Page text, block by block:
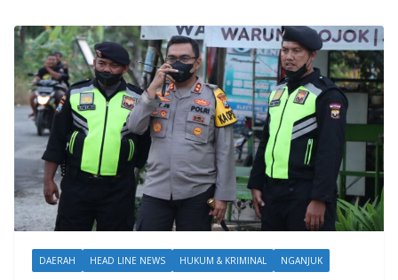
DAERAH HEAD LINE NEWS HUKUM & KRIMINAL NGANJUK